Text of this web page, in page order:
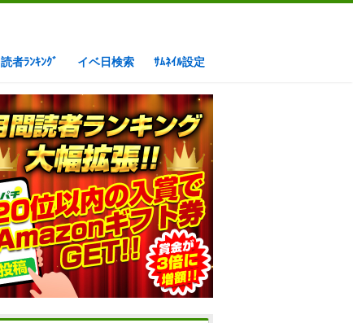
読者ﾗﾝｷﾝｸﾞ イベ日検索 ｻﾑﾈｲﾙ設定